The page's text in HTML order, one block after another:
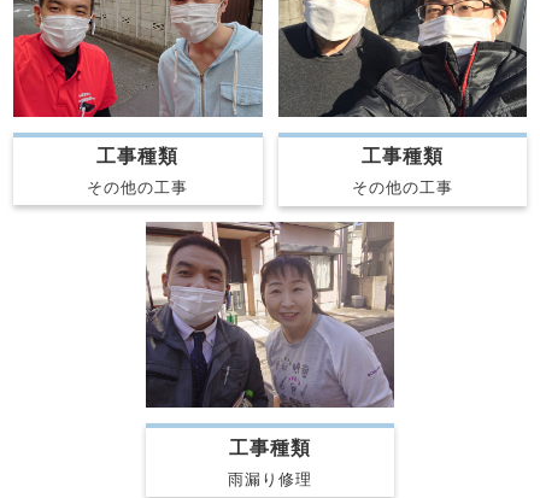
工事種類
その他の工事
工事種類
その他の工事
工事種類
雨漏り修理